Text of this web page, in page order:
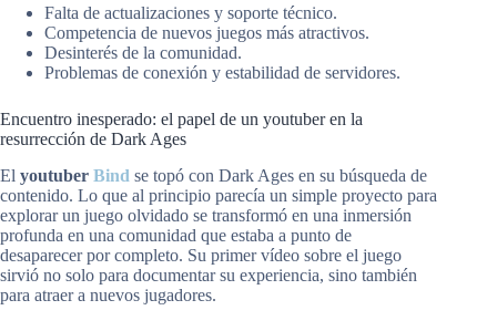
Falta de actualizaciones y soporte técnico.
Competencia de nuevos juegos más atractivos.
Desinterés de la comunidad.
Problemas de conexión y estabilidad de servidores.
Encuentro inesperado: el papel de un youtuber en la
resurrección de Dark Ages
El youtuber Bind se topó con Dark Ages en su búsqueda de
contenido. Lo que al principio parecía un simple proyecto para
explorar un juego olvidado se transformó en una inmersión
profunda en una comunidad que estaba a punto de
desaparecer por completo. Su primer vídeo sobre el juego
sirvió no solo para documentar su experiencia, sino también
para atraer a nuevos jugadores.